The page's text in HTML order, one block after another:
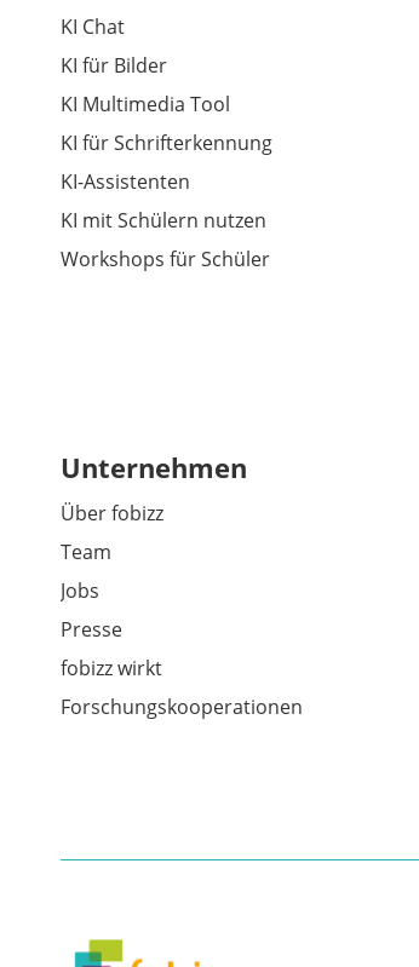
KI Chat
KI für Bilder
KI Multimedia Tool
KI für Schrifterkennung
KI-Assistenten
KI mit Schülern nutzen
Workshops für Schüler
Unternehmen
Über fobizz
Team
Jobs
Presse
fobizz wirkt
Forschungskooperationen